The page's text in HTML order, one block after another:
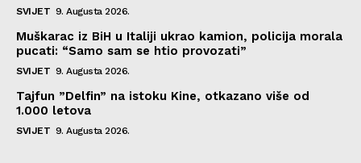
SVIJET 9. Augusta 2026.
Muškarac iz BiH u Italiji ukrao kamion, policija morala
pucati: “Samo sam se htio provozati”
SVIJET 9. Augusta 2026.
Tajfun ”Delfin” na istoku Kine, otkazano više od
1.000 letova
SVIJET 9. Augusta 2026.